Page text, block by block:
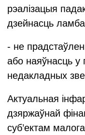
рэалізацыя
дзейнасць
- не
або наяўнасць у
недакладных
Актуальная
дзяржаўнай
суб’ектам